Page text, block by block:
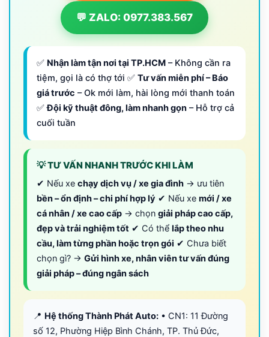
💬 ZALO: 0977.383.567
✅ Nhận làm tận nơi tại TP.HCM – Không cần ra
tiệm, gọi là có thợ tới ✅ Tư vấn miễn phí – Báo
giá trước – Ok mới làm, hài lòng mới thanh toán
✅Đội kỹ thuật đông, làm nhanh gọn – Hỗ trợ cả
cuối tuần
💡 TƯ VẤN NHANH TRƯỚC KHI LÀM
✔ Nếu xe chạy dịch vụ / xe gia đình → ưu tiên
bền – ổn định – chi phí hợp lý ✔ Nếu xe mới / xe
cá nhân / xe cao cấp → chọn giải pháp cao cấp,
đẹp và trải nghiệm tốt ✔ Có thể lắp theo nhu
cầu, làm từng phần hoặc trọn gói ✔ Chưa biết
chọn gì? → Gửi hình xe, nhân viên tư vấn đúng
giải pháp – đúng ngân sách
📍 Hệ thống Thành Phát Auto: • CN1: 11 Đường
số 12, Phường Hiệp Bình Chánh, TP. Thủ Đức,